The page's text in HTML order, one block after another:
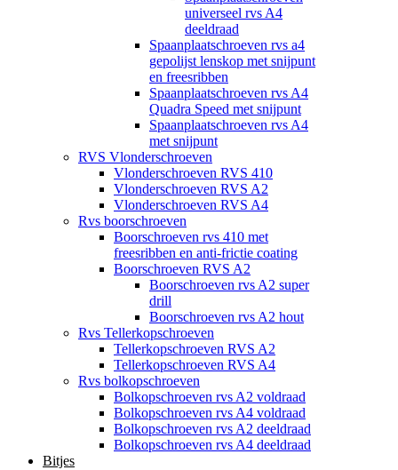
universeel rvs A4
deeldraad
Spaanplaatschroeven rvs a4
gepolijst lenskop met snijpunt
en freesribben
Spaanplaatschroeven rvs A4
Quadra Speed met snijpunt
Spaanplaatschroeven rvs A4
met snijpunt
RVS Vlonderschroeven
Vlonderschroeven RVS 410
Vlonderschroeven RVS A2
Vlonderschroeven RVS A4
Rvs boorschroeven
Boorschroeven rvs 410 met
freesribben en anti-frictie coating
Boorschroeven RVS A2
Boorschroeven rvs A2 super
drill
Boorschroeven rvs A2 hout
Rvs Tellerkopschroeven
Tellerkopschroeven RVS A2
Tellerkopschroeven RVS A4
Rvs bolkopschroeven
Bolkopschroeven rvs A2 voldraad
Bolkopschroeven rvs A4 voldraad
Bolkopschroeven rvs A2 deeldraad
Bolkopschroeven rvs A4 deeldraad
Bitjes